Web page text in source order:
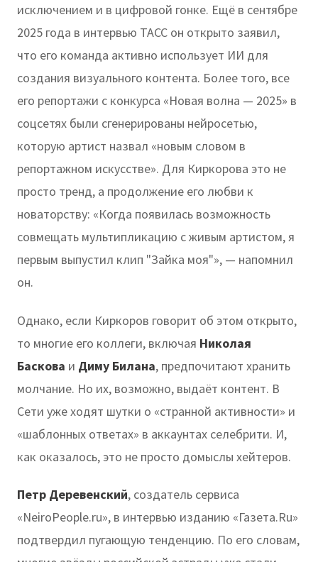
исключением и в цифровой гонке. Ещё в сентябре
2025 года в интервью ТАСС он открыто заявил,
что его команда активно использует ИИ для
создания визуального контента. Более того, все
его репортажи с конкурса «Новая волна — 2025» в
соцсетях были сгенерированы нейросетью,
которую артист назвал «новым словом в
репортажном искусстве». Для Киркорова это не
просто тренд, а продолжение его любви к
новаторству: «Когда появилась возможность
совмещать мультипликацию с живым артистом, я
первым выпустил клип "Зайка моя"», — напомнил
он.
Однако, если Киркоров говорит об этом открыто,
то многие его коллеги, включая Николая
Баскова и Диму Билана, предпочитают хранить
молчание. Но их, возможно, выдаёт контент. В
Сети уже ходят шутки о «странной активности» и
«шаблонных ответах» в аккаунтах селебрити. И,
как оказалось, это не просто домыслы хейтеров.
Петр Деревенский, создатель сервиса
«NeiroPeople.ru», в интервью изданию «Газета.Ru»
подтвердил пугающую тенденцию. По его словам,